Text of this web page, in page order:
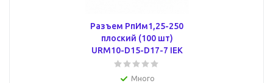
Разъем РпИм1,25-250
плоский (100 шт)
URM10-D15-D17-7 IEK
Много